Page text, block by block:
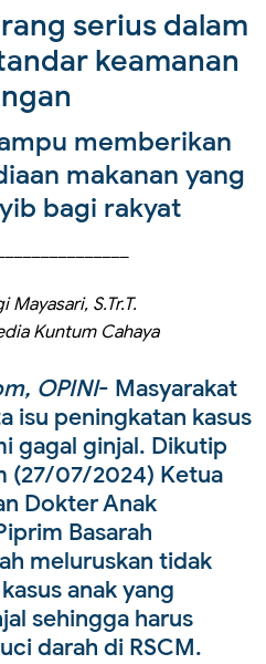
serius dalam
keamanan
memberikan
makanan yang
bagi rakyat
Mayasari, S.Tr.T.
Kuntum Cahaya
OPINI- Masyarakat
isu peningkatan kasus
gagal ginjal. Dikutip
(27/07/2024) Ketua
Dokter Anak
Basarah
meluruskan tidak
anak yang
sehingga harus
darah di RSCM.